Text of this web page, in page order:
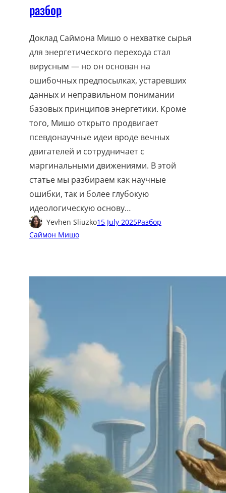
разбор
Доклад Саймона Мишо о нехватке сырья
для энергетического перехода стал
вирусным — но он основан на
ошибочных предпосылках, устаревших
данных и неправильном понимании
базовых принципов энергетики. Кроме
того, Мишо открыто продвигает
псевдонаучные идеи вроде вечных
двигателей и сотрудничает с
маргинальными движениями. В этой
статье мы разбираем как научные
ошибки, так и более глубокую
идеологическую основу…
Yevhen Sliuzko15 July 2025Разбор
Саймон Мишо